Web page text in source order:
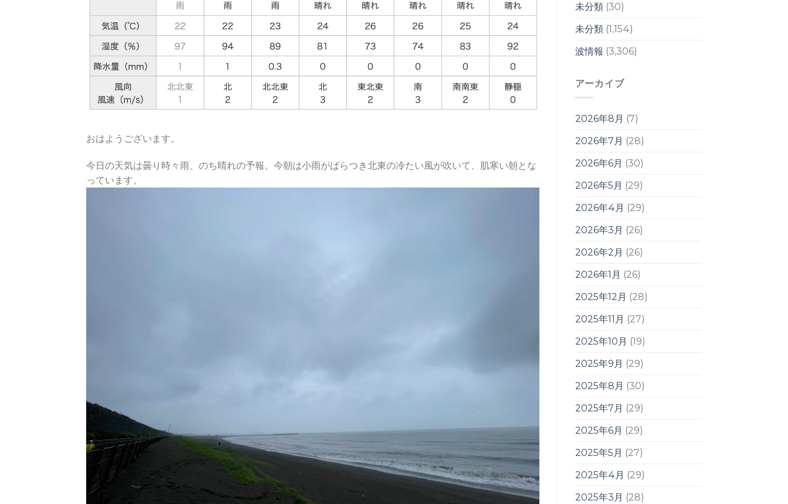
おはようございます。
今日の天気は曇り時々雨、のち晴れの予報。今朝は小雨がぱらつき北東の冷たい風が吹いて、肌寒い朝とな
っています。
未分類(30)
未分類(1,154)
波情報 (3,306)
アーカイブ
2026年8月 (7)
2026年7月 (28)
2026年6月 (30)
2026年5月 (29)
2026年4月 (29)
2026年3月 (26)
2026年2月 (26)
2026年1月 (26)
2025年12月 (28)
2025年11月 (27)
2025年10月 (19)
2025年9月 (29)
2025年8月 (30)
2025年7月 (29)
2025年6月 (29)
2025年5月 (27)
2025年4月 (29)
2025年3月 (28)